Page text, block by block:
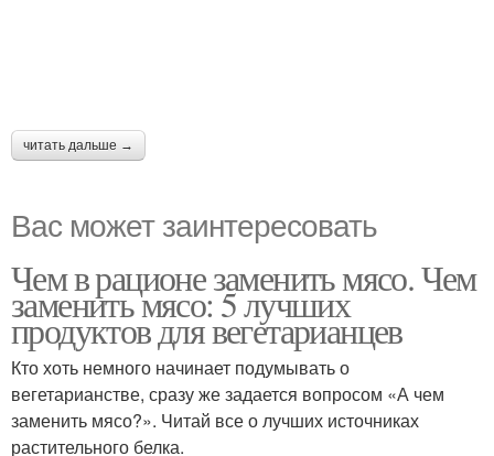
читать дальше →
Вас может заинтересовать
Чем в рационе заменить мясо. Чем
заменить мясо: 5 лучших
продуктов для вегетарианцев
Кто хоть немного начинает подумывать о
вегетарианстве, сразу же задается вопросом «А чем
заменить мясо?». Читай все о лучших источниках
растительного белка.